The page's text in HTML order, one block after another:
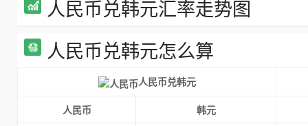
人民币兑韩元汇率走势图
人民币兑韩元怎么算
人民币兑韩元
人民币
韩元